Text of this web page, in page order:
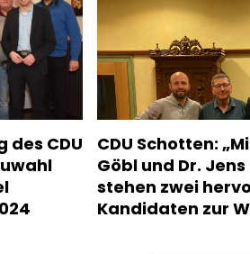
CDU
CDU Schotten:
Göbl und Dr.
stehen zwei
Kandidaten zur